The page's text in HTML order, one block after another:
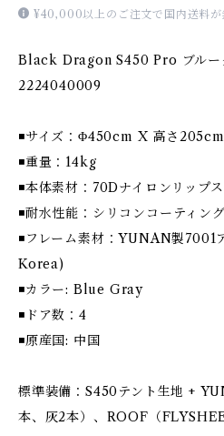
¥40,000以上のご注文で国内送料が
Black Dragon S450 Pro ブル
2224040009
◾️サイズ：Φ450cm X 高さ205cm
◾️重量：14kg
◾️本体素材：70Dナイロンリップ
◾️耐水性能：シリコンコーティ
◾️フレーム素材：YUNAN製
Korea)
◾️カラー: Blue Gray
◾️ドア数：4
◾️原産国: 中国
標準装備：S450テント生地 +
本、灰2本）、ROOF（